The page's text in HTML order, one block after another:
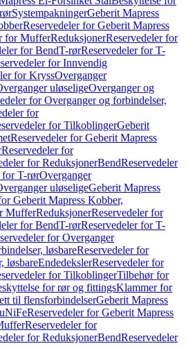
SystempakningerGeberit Mapress
Reservedeler for Geberit Mapress
for MufferReduksjonerReservedeler for
for BendT-rørReservedeler for T-
for Innvendig
for KryssOverganger
uløseligeOverganger og
for Overganger og forbindelser,
for
for TilkoblingerGeberit
Reservedeler for Geberit Mapress
Reservedeler for
for ReduksjonerBendReservedeler
for T-rørOverganger
uløseligeGeberit Mapress
Geberit Mapress Kobber,
MufferReduksjonerReservedeler for
for BendT-rørReservedeler for T-
for Overganger
løsbareReservedeler for
løsbareEndedekslerReservedeler for
for TilkoblingerTilbehør for
for rør og fittingsKlammer for
til flensforbindelserGeberit Mapress
Reservedeler for Geberit Mapress
Reservedeler for
for ReduksjonerBendReservedeler